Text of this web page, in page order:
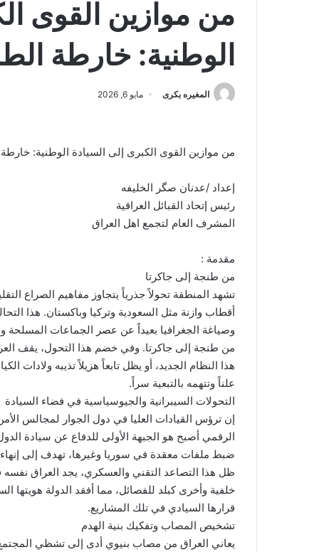
من موازين القوى
الوطنية: خارطة
المغيره بكرى مايو 6, 2026
​من موازين القوى الكبرى إلى السيادة الوطنية:
إعداد /عدنان صگر الخليفه
رئيس إتحاد القبائل العراقية
المشرف العام لتجمع اهل العراق
​مقدمة :
من طنجة إلى جاكرتا
​تشهد المنطقة تحولاً جذرياً يتجاوز مفاهيم الصراع
أقطاب وازنة مثل السعودية وتركيا وباكستان. هذا
وصياغة الجغرافيا بعيداً عن عصر الجماعات المسلحة
من طنجة إلى جاكرتا. وفي خضم هذا التحول، يقف
هذا النظام الجديد، أو يظل تابعاً هزيلاً تذيبه ولادات
علناً وتتهمه بالتبعية سراً.
​التحولات السيبرانية والجيوسياسية في فضاء السيادة
​إن ترؤس القيادات العليا في دول الجوار لمجالس
الرقمي أصبح هو الجبهة الأولى للدفاع عن سيادة
ضبط ملفات معقدة في سوريا وغيرها، تهدف إلى
ظل هذا التصاعد التقني والعسكري، يجد العراق
خلفية وأخرى كبلد للفصائل، مما أفقد الدولة هويتها
قرارها السيادي في تلك المشاريع.
​تشخيص المصاب وتفكيك بنية الهدم
​يعاني العراق من مصاب بنيوي أدى إلى تشظي المجتمع